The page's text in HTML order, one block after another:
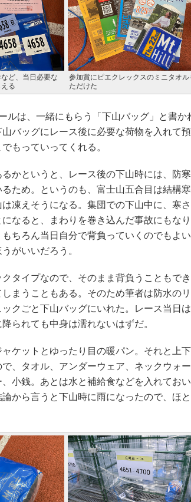
ど、当日必要な
る
参加賞にピエクレックスのミニタオル
ただけた
ルは、一緒にもらう「下山バッグ」と書か
バッグにレース後に必要な荷物を入れて預
もっていってくれる。
かというと、レース後の下山時には、防寒
ため。というのも、富士山五合目は結構
凍えそうになる。集団での下山中に、寒
なると、まわりを巻き込んだ事故にもな
ちろん当日自分で背負っていくのでもよ
がいいだろう。
タイプなので、そのまま背負うこともで
まうこともある。そのため筆者は防水の
クごと下山バッグにいれた。レース当日
られても中身は濡れないはずだ。
ケットとゆったり目の暖パン。それと上
、タオル、アンダーウェア、ネックウォ
小銭。あとは水と補給食などを入れてお
から言うと下山時に雨になったので、ほ